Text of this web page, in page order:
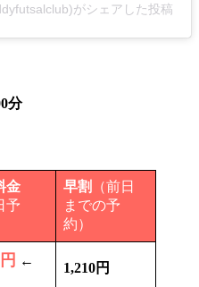
がシェアした投稿
分
金
予
早割
（前日
までの予
約）
← 1,210円